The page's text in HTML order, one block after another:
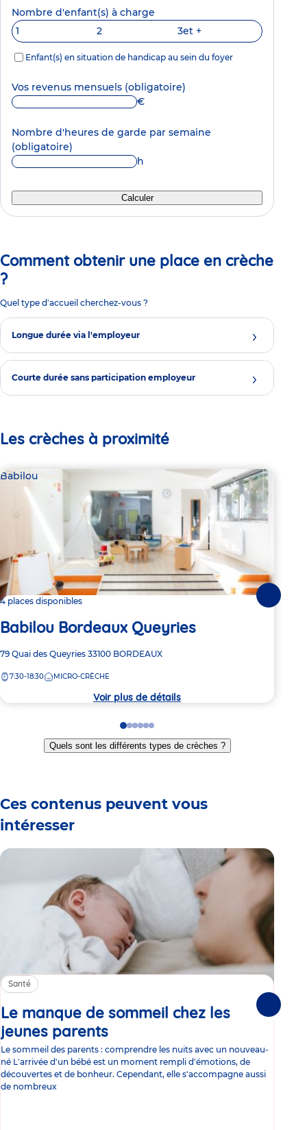
Nombre d'enfant(s) à charge
1
2 3et +
Enfant(s) en situation de handicap au sein du foyer
Vos revenus mensuels (obligatoire)
€
Nombre d'heures de garde par semaine
(obligatoire)
h
Calculer
Comment obtenir une place en crèche
?
Quel type d'accueil cherchez-vous ?
Longue durée via l'employeur
Courte durée sans participation employeur
Les crèches à proximité
Babilou
4 places disponibles
Babilou Bordeaux Queyries
Adresse
la
79 Quai des Queyries 33100 BORDEAUX
7:30-18:30 MICRO-CRÈCHE
Voir plus de détails
Go
to
slide
Go
to
slide
Go
to
slide
Go
to
slide
Go
to
slide
Go
to
slide
Quels sont les différents types de crèches ?
Ces contenus peuvent vous
intéresser
Santé
Le manque de sommeil chez les
jeunes parents
Le sommeil des parents : comprendre les nuits avec un nouveau-
né L'arrivée d'un bébé est un moment rempli d'émotions, de
découvertes et de bonheur. Cependant, elle s'accompagne aussi
de nombreux